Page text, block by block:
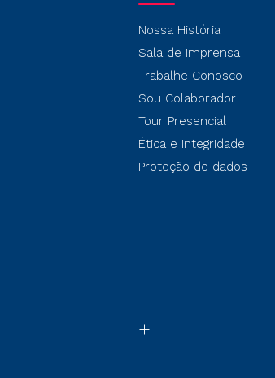
Nossa História
Sala de Imprensa
Trabalhe Conosco
Sou Colaborador
Tour Presencial
Ética e Integridade
Proteção de dados